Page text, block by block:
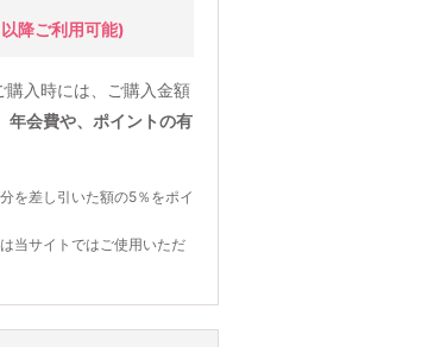
降ご利用可能)
入時には、ご購入金額
年会費や、ポイントの有
を差し引いた額の5％をポイ
当サイトではご使用いただ